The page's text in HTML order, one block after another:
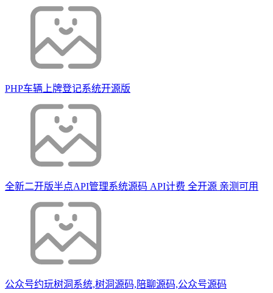
PHP车辆上牌登记系统开源版
全新二开版半点API管理系统源码 API计费 全开源 亲测可用
公众号约玩树洞系统,树洞源码,陪聊源码,公众号源码